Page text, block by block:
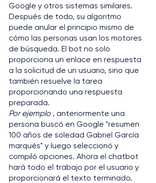
Google y otros sistemas similares.
Después de todo, su algoritmo
puede anular el principio mismo de
cómo las personas usan los motores
de búsqueda. El bot no solo
proporciona un enlace en respuesta
a la solicitud de un usuario, sino que
también resuelve la tarea
proporcionando una respuesta
preparada.
Por ejemplo , anteriormente una
persona buscó en Google "resumen
100 años de soledad Gabriel García
marqués" y luego seleccionó y
compiló opciones. Ahora el chatbot
hará todo el trabajo por el usuario y
proporcionará el texto terminado.